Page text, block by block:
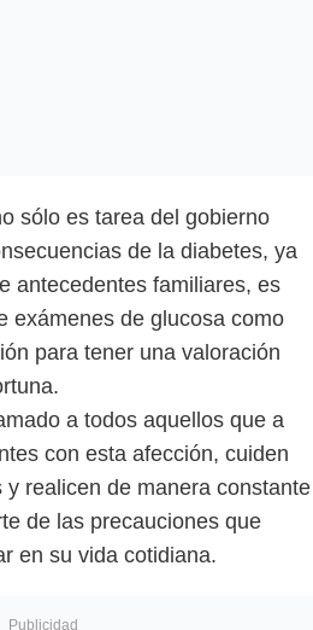
sólo es tarea del gobierno
de la diabetes, ya
antecedentes familiares, es
exámenes de glucosa como
para tener una valoración
a todos aquellos que a
con esta afección, cuiden
realicen de manera constante
de las precauciones que
en su vida cotidiana.